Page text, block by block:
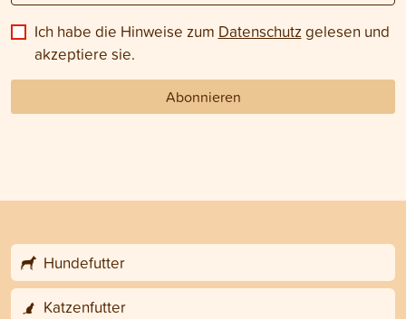
Ich habe die Hinweise zum Datenschutz gelesen und
akzeptiere sie.
Abonnieren
Hundefutter
Katzenfutter